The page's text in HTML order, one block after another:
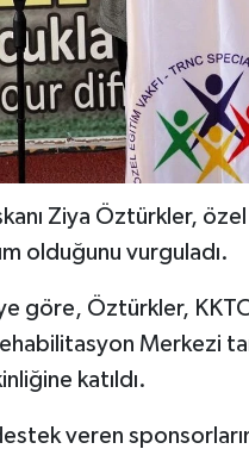
Ziya Öztürkler,
olduğunu vurguladı.
göre, Öztürkler,
Merkezi
katıldı.
veren